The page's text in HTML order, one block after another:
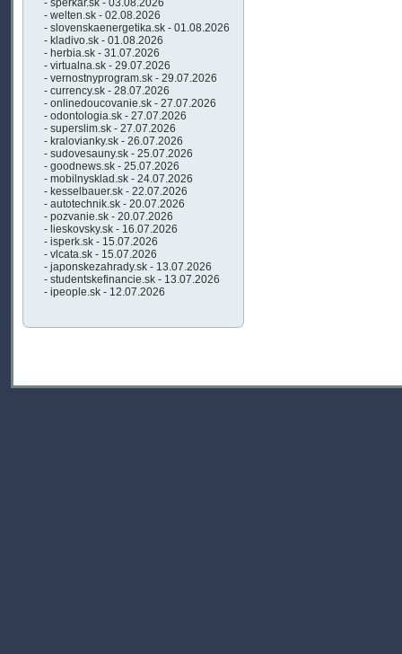
- sperkar.sk - 03.08.2026
- welten.sk - 02.08.2026
- slovenskaenergetika.sk - 01.08.2026
- kladivo.sk - 01.08.2026
- herbia.sk - 31.07.2026
- virtualna.sk - 29.07.2026
- vernostnyprogram.sk - 29.07.2026
- currency.sk - 28.07.2026
- onlinedoucovanie.sk - 27.07.2026
- odontologia.sk - 27.07.2026
- superslim.sk - 27.07.2026
- kralovianky.sk - 26.07.2026
- sudovesauny.sk - 25.07.2026
- goodnews.sk - 25.07.2026
- mobilnysklad.sk - 24.07.2026
- kesselbauer.sk - 22.07.2026
- autotechnik.sk - 20.07.2026
- pozvanie.sk - 20.07.2026
- lieskovsky.sk - 16.07.2026
- isperk.sk - 15.07.2026
- vlcata.sk - 15.07.2026
- japonskezahrady.sk - 13.07.2026
- studentskefinancie.sk - 13.07.2026
- ipeople.sk - 12.07.2026